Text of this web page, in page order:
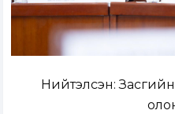
Нийтэлсэн: